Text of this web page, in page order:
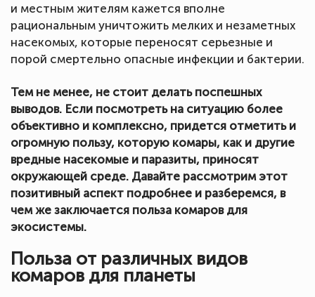
и местным жителям кажется вполне
рациональным уничтожить мелких и незаметных
насекомых, которые переносят серьезные и
порой смертельно опасные инфекции и бактерии.
Тем не менее, не стоит делать поспешных
выводов. Если посмотреть на ситуацию более
объективно и комплексно, придется отметить и
огромную пользу, которую комары, как и другие
вредные насекомые и паразиты, приносят
окружающей среде. Давайте рассмотрим этот
позитивный аспект подробнее и разберемся, в
чем же заключается польза комаров для
экосистемы.
Польза от различных видов
комаров для планеты